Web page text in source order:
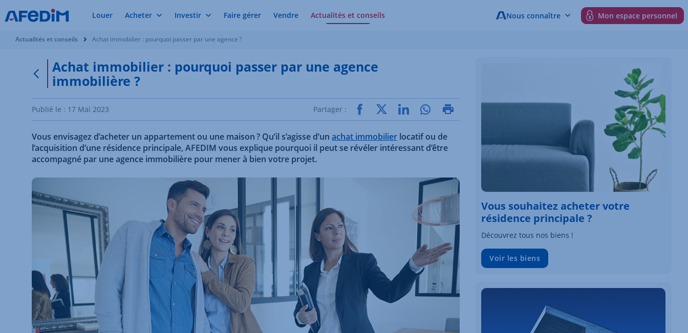
Louer Acheter Investir Faire gérer Vendre Actualités et conseils Nous connaître Mon espace personnel
Vous êtes ici:
Actualités et conseils Achat immobilier : pourquoi passer par une agence ?
Retour à la page précédente
Achat immobilier : pourquoi passer par une agence
immobilière ?
Publié le : 17 Mai 2023 Partager :
Vous envisagez d’acheter un appartement ou une maison ? Qu’il s’agisse d’un achat immobilier locatif ou de
l’acquisition d’une résidence principale, AFEDIM vous explique pourquoi il peut se révéler intéressant d’être
accompagné par une agence immobilière pour mener à bien votre projet.
Vous souhaitez acheter votre
résidence principale ?
Découvrez tous nos biens !
Voir les biens